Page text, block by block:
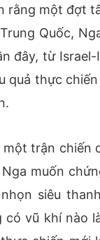
rằng một đợt
Quốc,
đây, từ
quả thực
trận chiến
muốn
siêu
vũ khí nào